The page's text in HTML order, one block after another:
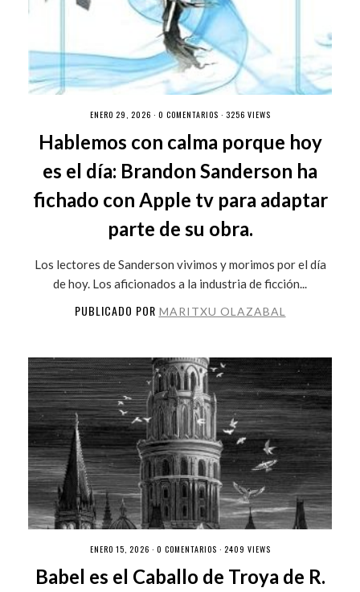
ENERO 29, 2026 · 0 COMENTARIOS · 3256 VIEWS
Hablemos con calma porque hoy
es el día: Brandon Sanderson ha
fichado con Apple tv para adaptar
parte de su obra.
Los lectores de Sanderson vivimos y morimos por el día
de hoy. Los aficionados a la industria de ficción...
PUBLICADO POR MARITXU OLAZABAL
ENERO 15, 2026 · 0 COMENTARIOS · 2409 VIEWS
Babel es el Caballo de Troya de R.